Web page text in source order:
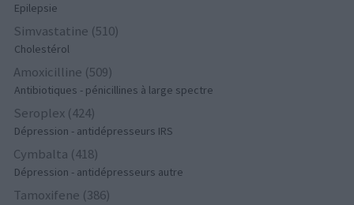
Epilepsie
Simvastatine (510)
Cholestérol
Amoxicilline (509)
Antibiotiques - pénicillines à large spectre
Seroplex (424)
Dépression - antidépresseurs IRS
Cymbalta (418)
Dépression - antidépresseurs autre
Tamoxifene (386)